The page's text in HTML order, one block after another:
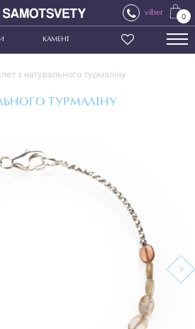
viber 0
КАМЕНІ
з натурального турмаліну
ТУРМАЛІНУ